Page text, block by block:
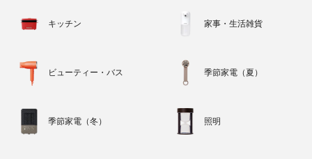
キッチン 家事・生活雑貨
ビューティー・バス 季節家電（夏）
季節家電（冬） 照明